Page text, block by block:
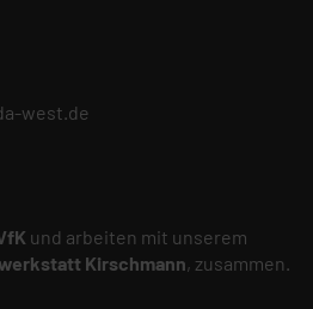
west.de
und arbeiten mit unserem
Kirschmann, zusammen.